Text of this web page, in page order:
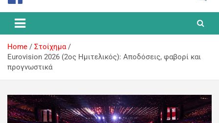
το Στοίχημα
Home
Στοίχημα
Eurovision 2026 (2ος Ημιτελικός): Αποδόσεις, φαβορί και
προγνωστικά